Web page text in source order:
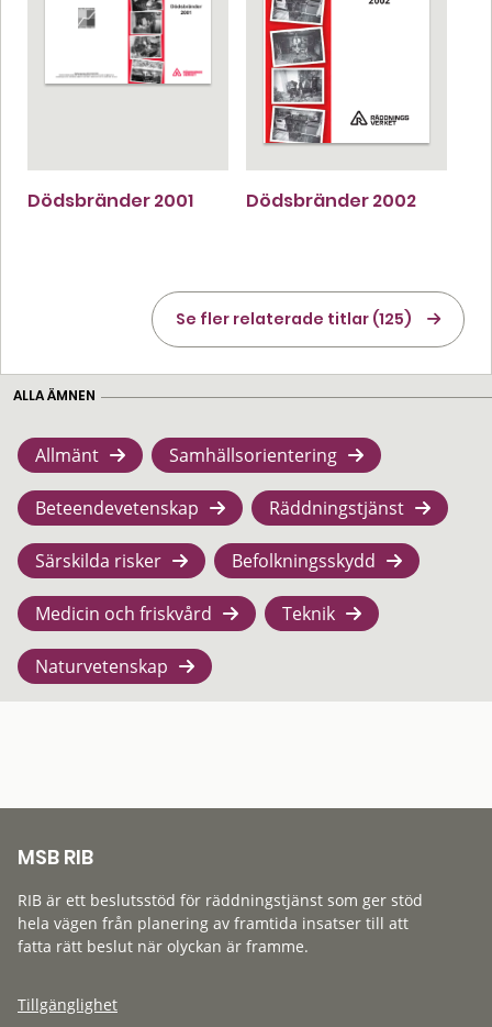
Dödsbränder 2001 Dödsbränder 2002
Se fler relaterade titlar (125)
ALLA ÄMNEN
Allmänt Samhällsorientering
Beteendevetenskap Räddningstjänst
Särskilda risker Befolkningsskydd
Medicin och friskvård Teknik
Naturvetenskap
MSB RIB
RIB är ett beslutsstöd för räddningstjänst som ger stöd
hela vägen från planering av framtida insatser till att
fatta rätt beslut när olyckan är framme.
Tillgänglighet